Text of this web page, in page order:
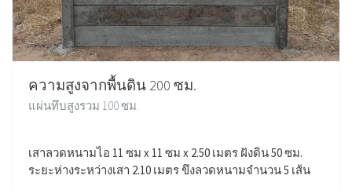
ความสูงจากพื้นดิน 200 ซม.
แผ่นทึบสูงรวม 100 ซม.
เสาลวดหนามไอ 11 ซม x 11 ซม x 2.50 เมตร ฝังดิน 50 ซม.
ระยะห่างระหว่างเสา 2.10 เมตร ขึงลวดหนามจำนวน 5 เส้น